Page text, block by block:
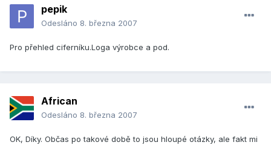
pepik
Odesláno 8. března 2007
Pro přehled ciferníku.Loga výrobce a pod.
African
Odesláno 8. března 2007
OK, Díky. Občas po takové době to jsou hloupé otázky, ale fakt mi